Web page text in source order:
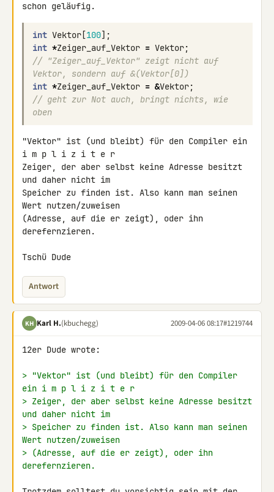
schon geläufig.
int Vektor [100];
int *Zeiger_auf_Vektor = Vektor;
// "Zeiger_auf_Vektor" zeigt nicht auf
Vektor, sondern auf &(Vektor[0])
int *Zeiger_auf_Vektor = &Vektor;
// geht zur Not auch, bringt nichts, wie
oben
"Vektor" ist (und bleibt) für den Compiler ein
i m p l i z i t e r
Zeiger, der aber selbst keine Adresse besitzt
und daher nicht im
Speicher zu finden ist. Also kann man seinen
Wert nutzen/zuweisen
(Adresse, auf die er zeigt), oder ihn
derefernzieren.
Tschü Dude
Antwort
KH Karl H.(kbuchegg) 2009-04-06 08:17#1219744
12er Dude wrote:
> "Vektor" ist (und bleibt) für den Compiler
ein i m p l i z i t e r
> Zeiger, der aber selbst keine Adresse besitzt
und daher nicht im
> Speicher zu finden ist. Also kann man seinen
Wert nutzen/zuweisen
> (Adresse, auf die er zeigt), oder ihn
derefernzieren.